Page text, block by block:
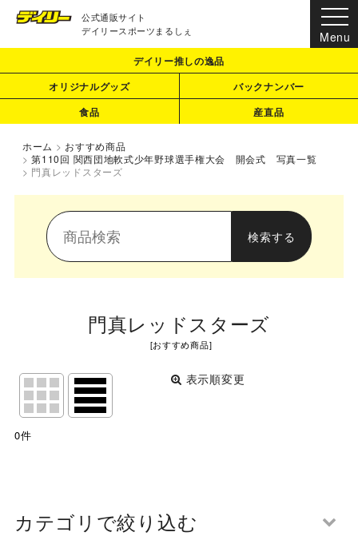
公式通販サイト
デイリースポーツまるしぇ
デイリー推しの逸品
オリジナルグッズ
バックナンバー
食品
産直品
ホーム > おすすめ商品
> 第110回 関西団地軟式少年野球選手権大会 開会式 写真一覧
> 門真レッドスターズ
門真レッドスターズ
[おすすめ商品]
表示順変更
表示数
0件
カテゴリで絞り込む